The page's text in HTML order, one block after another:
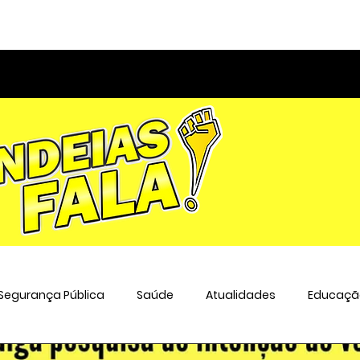
Pública Saúde Atualidades